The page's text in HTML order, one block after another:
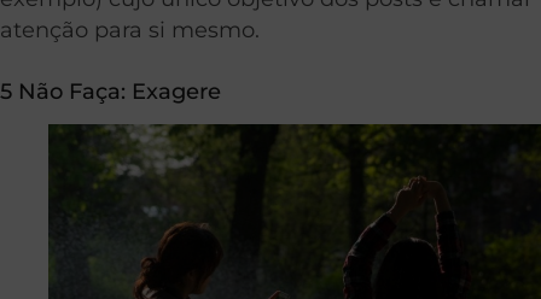
atenção para si mesmo.
5 Não Faça: Exagere